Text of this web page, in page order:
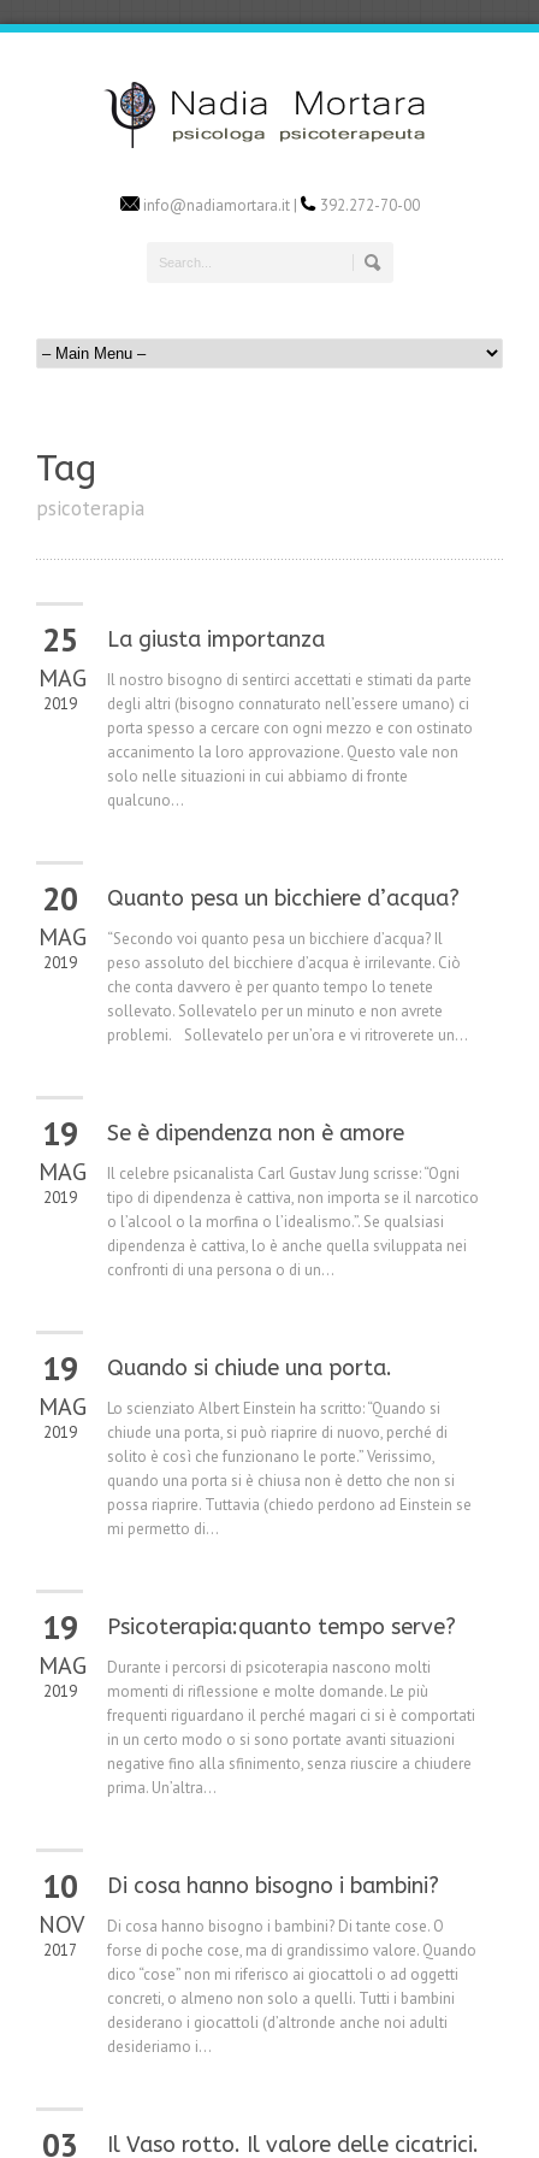
info@nadiamortara.it | 392.272-70-00
Tag
psicoterapia
25
MAG
2019
La giusta importanza
Il nostro bisogno di sentirci accettati e stimati da parte
degli altri (bisogno connaturato nell’essere umano) ci
porta spesso a cercare con ogni mezzo e con ostinato
accanimento la loro approvazione. Questo vale non
solo nelle situazioni in cui abbiamo di fronte
qualcuno...
20
MAG
2019
Quanto pesa un bicchiere d’acqua?
“Secondo voi quanto pesa un bicchiere d’acqua? Il
peso assoluto del bicchiere d’acqua è irrilevante. Ciò
che conta davvero è per quanto tempo lo tenete
sollevato. Sollevatelo per un minuto e non avrete
problemi. Sollevatelo per un’ora e vi ritroverete un...
19
MAG
2019
Se è dipendenza non è amore
Il celebre psicanalista Carl Gustav Jung scrisse: “Ogni
tipo di dipendenza è cattiva, non importa se il narcotico
o l’alcool o la morfina o l’idealismo.”. Se qualsiasi
dipendenza è cattiva, lo è anche quella sviluppata nei
confronti di una persona o di un...
19
MAG
2019
Quando si chiude una porta.
Lo scienziato Albert Einstein ha scritto: “Quando si
chiude una porta, si può riaprire di nuovo, perché di
solito è così che funzionano le porte.” Verissimo,
quando una porta si è chiusa non è detto che non si
possa riaprire. Tuttavia (chiedo perdono ad Einstein se
mi permetto di...
19
MAG
2019
Psicoterapia:quanto tempo serve?
Durante i percorsi di psicoterapia nascono molti
momenti di riflessione e molte domande. Le più
frequenti riguardano il perché magari ci si è comportati
in un certo modo o si sono portate avanti situazioni
negative fino alla sfinimento, senza riuscire a chiudere
prima. Un’altra...
10
NOV
2017
Di cosa hanno bisogno i bambini?
Di cosa hanno bisogno i bambini? Di tante cose. O
forse di poche cose, ma di grandissimo valore. Quando
dico “cose” non mi riferisco ai giocattoli o ad oggetti
concreti, o almeno non solo a quelli. Tutti i bambini
desiderano i giocattoli (d’altronde anche noi adulti
desideriamo i...
03 Il Vaso rotto. Il valore delle cicatrici.